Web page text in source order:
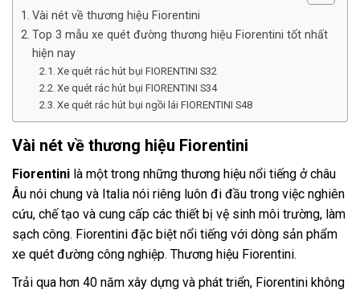
Vài nét về thương hiệu Fiorentini
Top 3 mẫu xe quét đường thương hiệu Fiorentini tốt nhất
hiện nay
Xe quét rác hút bụi FIORENTINI S32
Xe quét rác hút bụi FIORENTINI S34
Xe quét rác hút bụi ngồi lái FIORENTINI S48
Vài nét về thương hiệu Fiorentini
Fiorentini là một trong những thương hiệu nổi tiếng ở châu
Âu nói chung và Italia nói riêng luôn đi đầu trong việc nghiên
cứu, chế tạo và cung cấp các thiết bị vệ sinh môi trường, làm
sạch công. Fiorentini đặc biệt nổi tiếng với dòng sản phẩm
xe quét đường công nghiệp. Thương hiệu Fiorentini.
Trải qua hơn 40 năm xây dựng và phát triển, Fiorentini không